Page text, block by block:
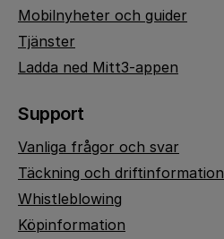
Mobilnyheter och guider
Tjänster
Ladda ned Mitt3-appen
Support
Vanliga frågor och svar
Täckning och driftinformation
Whistleblowing
Köpinformation